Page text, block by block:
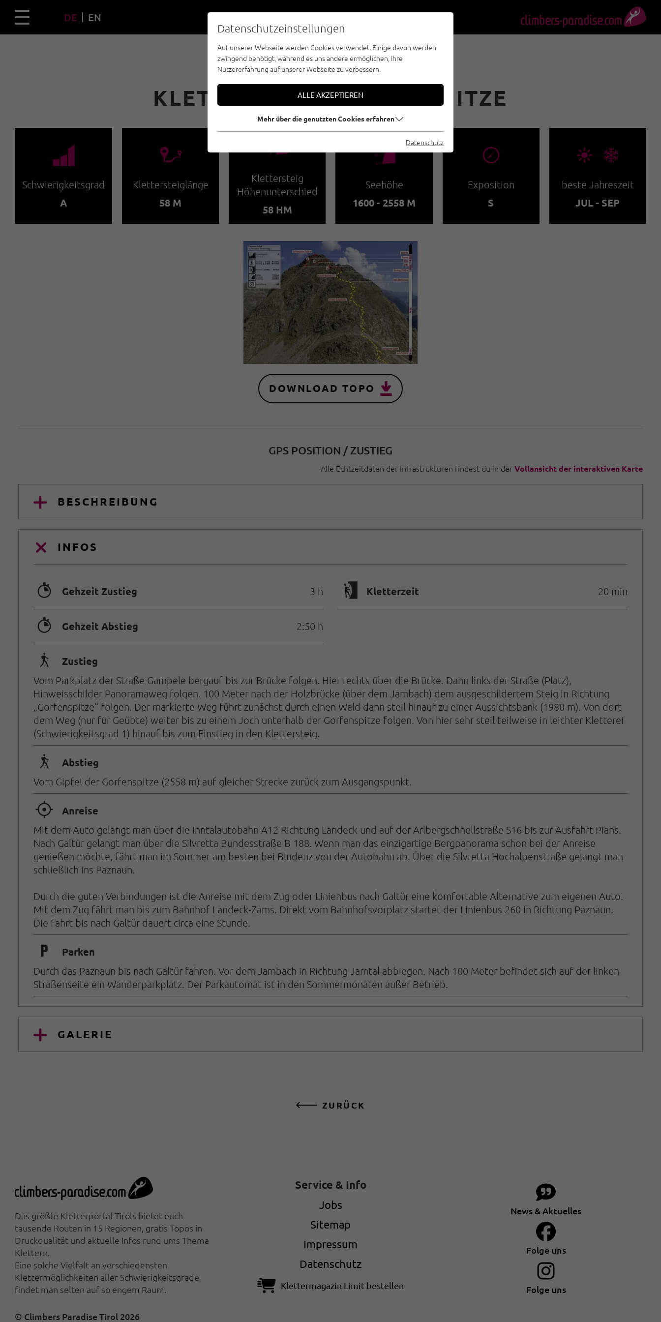
DE EN
KLETTERSTEIG GORFENSPITZE
🞽
Schwierigkeitsgrad
A
🔹
Klettersteiglänge
58 M
🜏
Klettersteig
Höhenunterschied
58 HM
🞱
Seehöhe
1600 - 2558 M
🞂
Exposition
S
🞀🖈
beste Jahreszeit
JUL - SEP
DOWNLOAD TOPO
GPS POSITION / ZUSTIEG
Alle Echtzeitdaten der Infrastrukturen findest du in derVollansicht der interaktiven Karte
BESCHREIBUNG
INFOS
🐲 Gehzeit Zustieg 3 h 🄱 Kletterzeit 20 min
🐲 Gehzeit Abstieg 2:50 h
🛬 Zustieg
Vom Parkplatz der Straße Gampele bergauf bis zur Brücke folgen. Hier rechts über die Brücke. Dann links der Straße (Platz),
Hinweisschilder Panoramaweg folgen. 100 Meter nach der Holzbrücke (über dem Jambach) dem ausgeschildertem Steig in Richtung
„Gorfenspitze“ folgen. Der markierte Weg führt zunächst durch einen Wald dann steil hinauf zu einer Aussichtsbank (1980 m). Von dort
dem Weg (nur für Geübte) weiter bis zu einem Joch unterhalb der Gorfenspitze folgen. Von hier sehr steil teilweise in leichter Kletterei
(Schwierigkeitsgrad 1) hinauf bis zum Einstieg in den Klettersteig.
🛬 Abstieg
Vom Gipfel der Gorfenspitze (2558 m) auf gleicher Strecke zurück zum Ausgangspunkt.
🞞 Anreise
Mit dem Auto gelangt man über die Inntalautobahn A12 Richtung Landeck und auf der Arlbergschnellstraße S16 bis zur Ausfahrt Pians.
Nach Galtür gelangt man über die Silvretta Bundesstraße B 188. Wenn man das einzigartige Bergpanorama schon bei der Anreise
genießen möchte, fährt man im Sommer am besten bei Bludenz von der Autobahn ab. Über die Silvretta Hochalpenstraße gelangt man
schließlich ins Paznaun.
Durch die guten Verbindungen ist die Anreise mit dem Zug oder Linienbus nach Galtür eine komfortable Alternative zum eigenen Auto.
Mit dem Zug fährt man bis zum Bahnhof Landeck-Zams. Direkt vom Bahnhofsvorplatz startet der Linienbus 260 in Richtung Paznaun.
Die Fahrt bis nach Galtür dauert circa eine Stunde.
🐈 Parken
Durch das Paznaun bis nach Galtür fahren. Vor dem Jambach in Richtung Jamtal abbiegen. Nach 100 Meter befindet sich auf der linken
Straßenseite ein Wanderparkplatz. Der Parkautomat ist in den Sommermonaten außer Betrieb.
GALERIE
ZURÜCK
Das größte Kletterportal Tirols bietet euch
tausende Routen in 15 Regionen, gratis Topos in
Druckqualität und aktuelle Infos rund ums Thema
Klettern.
Eine solche Vielfalt an verschiedensten
Klettermöglichkeiten aller Schwierigkeitsgrade
findet man selten auf so engem Raum.
Service & Info
Jobs
Sitemap
Impressum
Datenschutz
Klettermagazin Limit bestellen
News & Aktuelles
Folge uns
Folge uns
© Climbers Paradise Tirol 2026
Datenschutzeinstellungen
Auf unserer Webseite werden Cookies verwendet. Einige davon werden
zwingend benötigt, während es uns andere ermöglichen, Ihre
Nutzererfahrung auf unserer Webseite zu verbessern.
ALLE AKZEPTIEREN
Mehr über die genutzten Cookies erfahren
Datenschutz